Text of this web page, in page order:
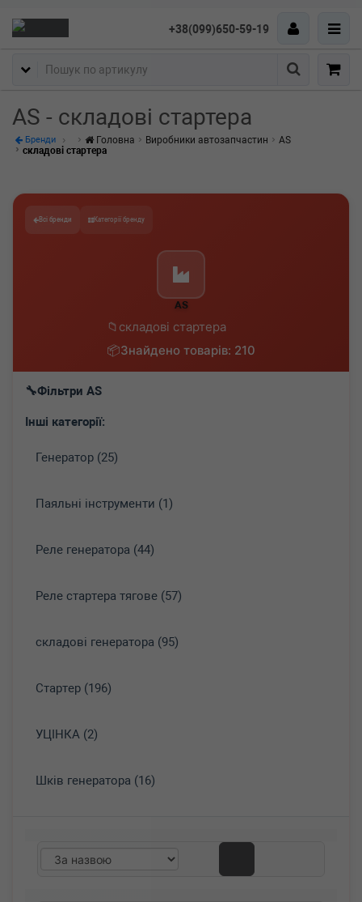
+38(099)650-59-19
Пошук
AS - складові стартера
Бренди Головна Виробники автозапчастин
AS
складові стартера
Всі бренди Категорії бренду
AS
складові стартера
Знайдено товарів: 210
Фільтри AS
Інші категорії:
Генератор (25)
Паяльні інструменти (1)
Реле генератора (44)
Реле стартера тягове (57)
складові генератора (95)
Стартер (196)
УЦІНКА (2)
Шків генератора (16)